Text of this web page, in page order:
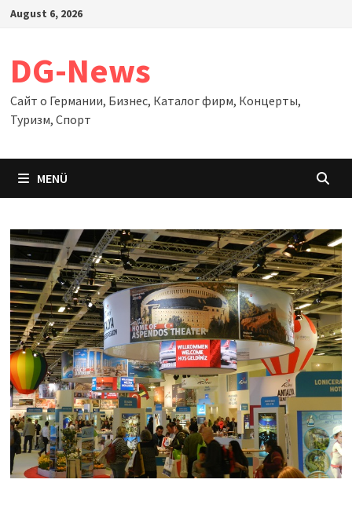
Zum
August 6, 2026
DG-News
Сайт о Германии, Бизнес, Каталог фирм, Концерты,
Туризм, Спорт
MENÜ